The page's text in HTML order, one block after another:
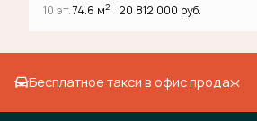
10 эт.74.6 м2 20 812 000 руб.
Бесплатное такси в офис продаж